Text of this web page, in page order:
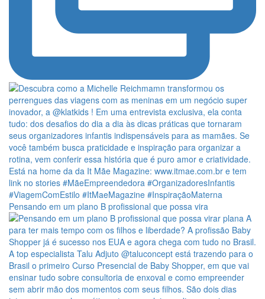
Pensando em um plano B profissional que possa vira